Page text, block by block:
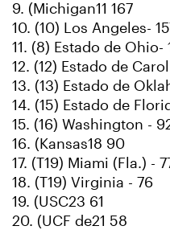
9. (Michigan11 167
10. (10) Los Angeles-
11. (8) Estado de Ohio-
12. (12) Estado de
13. (13) Estado de
14. (15) Estado de
15. (16) Washington -
16. (Kansas18 90
17. (T19) Miami (Fla.) -
18. (T19) Virginia - 76
19. (USC23 61
20. (UCF de21 58